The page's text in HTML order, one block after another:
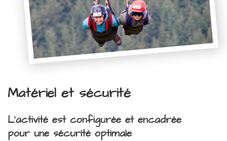
Matériel et sécurité
L'activité est configurée et encadrée
pour une sécurité optimale